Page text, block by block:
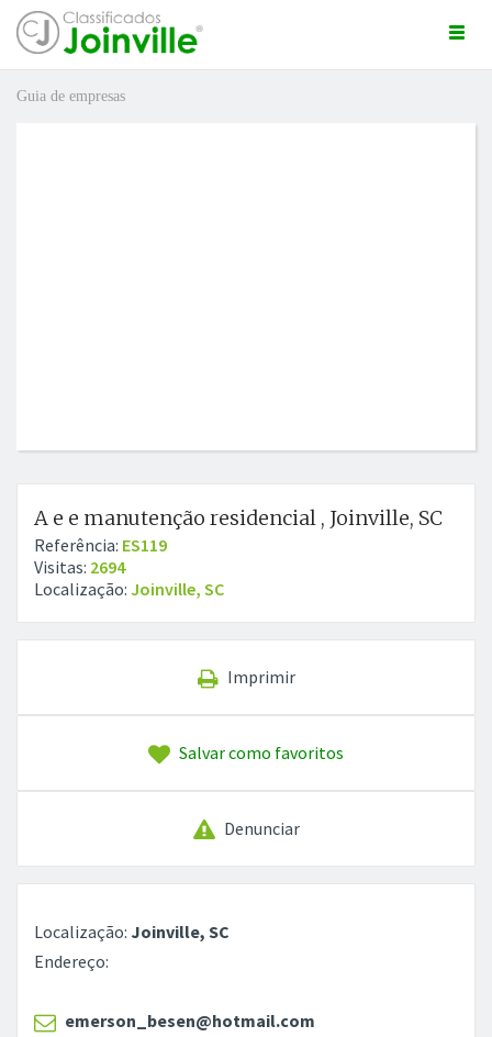
Guia de empresas
A e e manutenção residencial , Joinville, SC
Referência: ES119
Visitas: 2694
Localização: Joinville, SC
Imprimir
Salvar como favoritos
Denunciar
Localização: Joinville, SC
Endereço:
emerson_besen@hotmail.com
GRÁTIS